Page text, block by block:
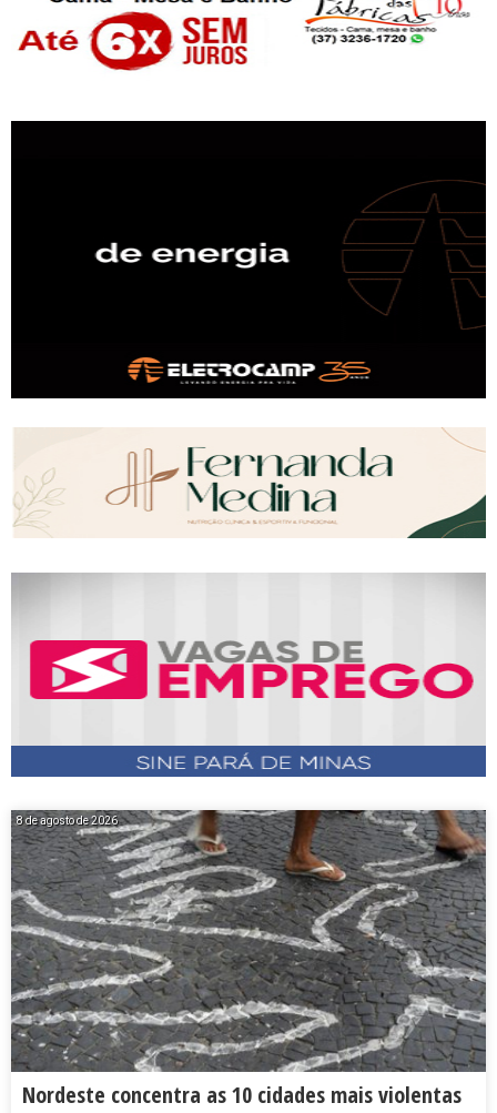
8 de agosto de 2026
Nordeste concentra as 10 cidades mais violentas